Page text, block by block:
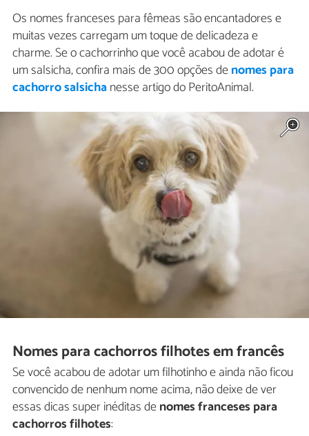
Os nomes franceses para fêmeas são encantadores e
muitas vezes carregam um toque de delicadeza e
charme. Se o cachorrinho que você acabou de adotar é
um salsicha, confira mais de 300 opções denomes para
cachorro salsichanesse artigo do PeritoAnimal.
Nomes para cachorros filhotes em francês
Se você acabou de adotar um filhotinho e ainda não ficou
convencido de nenhum nome acima, não deixe de ver
essas dicas super inéditas denomes franceses para
cachorros filhotes: